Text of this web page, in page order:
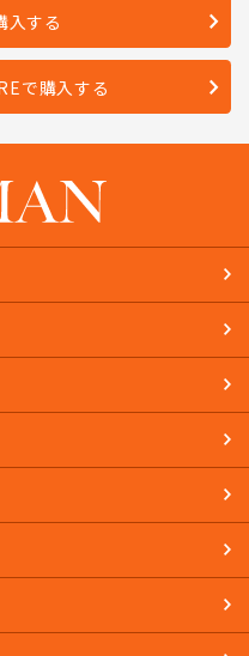
する
で購入する